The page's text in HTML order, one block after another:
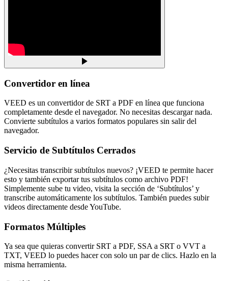
Convertidor en línea
VEED es un convertidor de SRT a PDF en línea que funciona
completamente desde el navegador. No necesitas descargar nada.
Convierte subtítulos a varios formatos populares sin salir del
navegador.
Servicio de Subtítulos Cerrados
¿Necesitas transcribir subtítulos nuevos? ¡VEED te permite hacer
esto y también exportar tus subtítulos como archivo PDF!
Simplemente sube tu video, visita la sección de ‘Subtítulos’ y
transcribe automáticamente los subtítulos. También puedes subir
videos directamente desde YouTube.
Formatos Múltiples
Ya sea que quieras convertir SRT a PDF, SSA a SRT o VVT a
TXT, VEED lo puedes hacer con solo un par de clics. Hazlo en la
misma herramienta.